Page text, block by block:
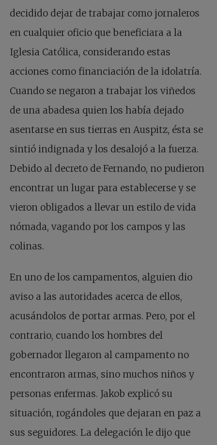
decidido dejar de trabajar como jornaleros
en cualquier oficio que beneficiara a la
Iglesia Católica, considerando estas
acciones como financiación de la idolatría.
Cuando se negaron a trabajar los viñedos
de una abadesa quien los había dejado
asentarse en sus tierras en Auspitz, ésta se
sintió indignada y los desalojó a la fuerza.
Debido al decreto de Fernando, no pudieron
encontrar un lugar para establecerse y se
vieron obligados a llevar un estilo de vida
nómada, vagando por los campos y las
colinas.
En uno de los campamentos, alguien dio
aviso a las autoridades acerca de ellos,
acusándolos de portar armas. Pero, por el
contrario, cuando los hombres del
gobernador llegaron al campamento no
encontraron armas, sino muchos niños y
personas enfermas. Jakob explicó su
situación, rogándoles que dejaran en paz a
sus seguidores. La delegación le dijo que